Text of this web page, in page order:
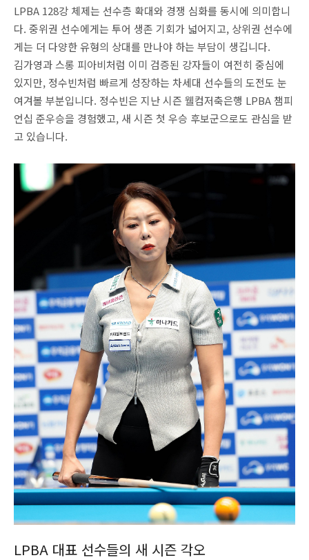
LPBA 128강 체제는 선수층 확대와 경쟁 심화를 동시에 의미합니
다. 중위권 선수에게는 투어 생존 기회가 넓어지고, 상위권 선수에
게는 더 다양한 유형의 상대를 만나야 하는 부담이 생깁니다.
김가영과 스롱 피아비처럼 이미 검증된 강자들이 여전히 중심에
있지만, 정수빈처럼 빠르게 성장하는 차세대 선수들의 도전도 눈
여겨볼 부분입니다. 정수빈은 지난 시즌 웰컴저축은행 LPBA 챔피
언십 준우승을 경험했고, 새 시즌 첫 우승 후보군으로도 관심을 받
고 있습니다.
LPBA 대표 선수들의 새 시즌 각오